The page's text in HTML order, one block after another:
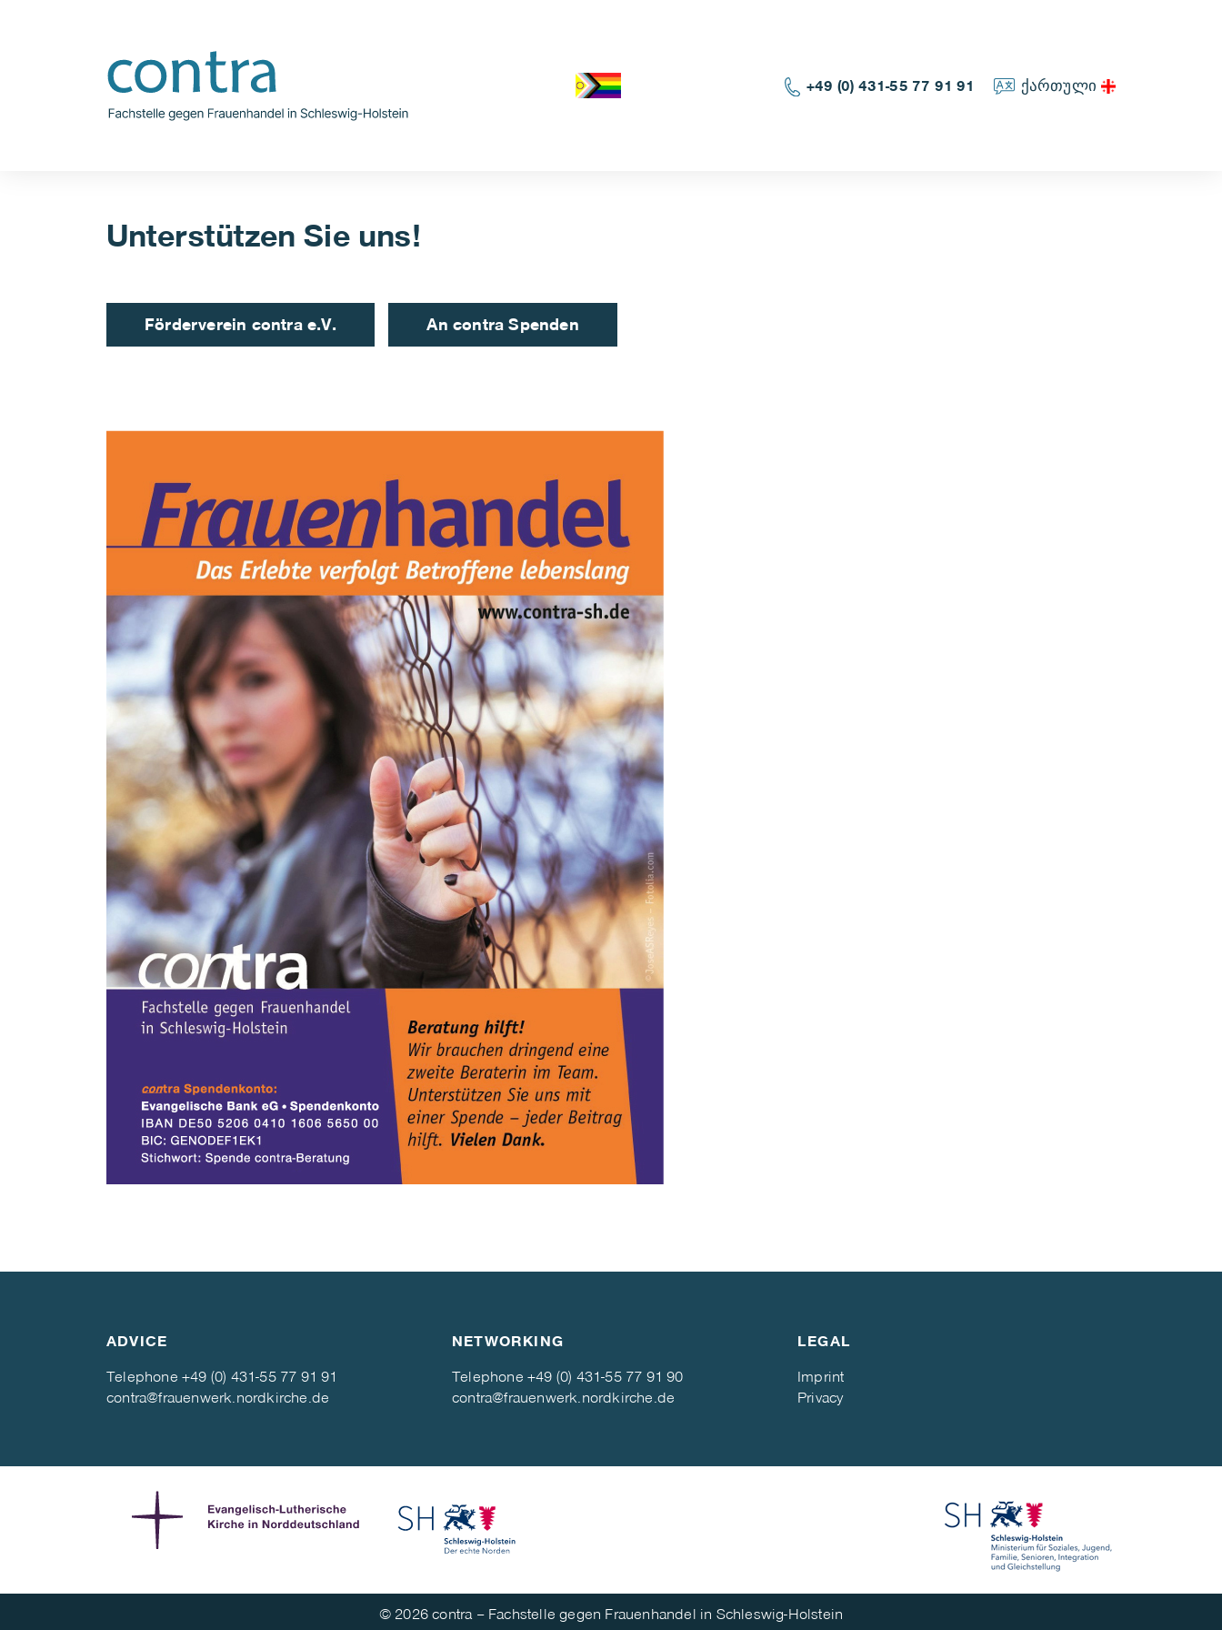
+49 (0) 431-55 77 91 91 ქართული
Unterstützen Sie uns!
Förderverein contra e.V. An contra Spenden
ADVICE
Telephone +49 (0) 431-55 77 91 91
contra@frauenwerk.nordkirche.de
NETWORKING
Telephone +49 (0) 431-55 77 91 90
contra@frauenwerk.nordkirche.de
LEGAL
Imprint
Privacy
© 2026 contra – Fachstelle gegen Frauenhandel in Schleswig-Holstein